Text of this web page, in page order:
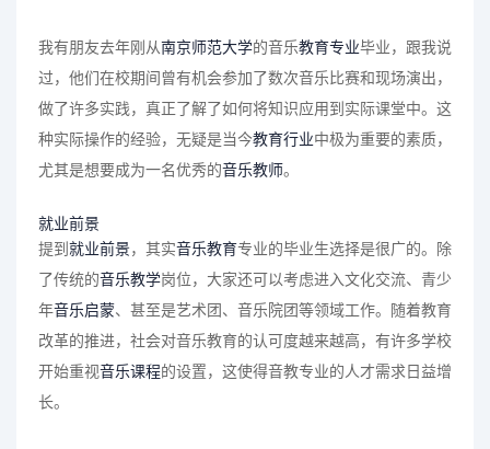
我有朋友去年刚从南京师范大学的音乐教育专业毕业，跟我说
过，他们在校期间曾有机会参加了数次音乐比赛和现场演出，
做了许多实践，真正了解了如何将知识应用到实际课堂中。这
种实际操作的经验，无疑是当今教育行业中极为重要的素质，
尤其是想要成为一名优秀的音乐教师。
就业前景
提到就业前景，其实音乐教育专业的毕业生选择是很广的。除
了传统的音乐教学岗位，大家还可以考虑进入文化交流、青少
年音乐启蒙、甚至是艺术团、音乐院团等领域工作。随着教育
改革的推进，社会对音乐教育的认可度越来越高，有许多学校
开始重视音乐课程的设置，这使得音教专业的人才需求日益增
长。